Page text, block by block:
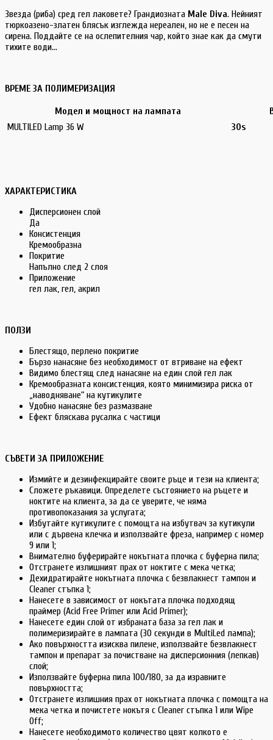
Звезда (риба) сред гел лаковете? Грандиозната Male Diva. Нейният
тюркоазено-златен блясък изглежда нереален, но не е песен на
сирена. Поддайте се на ослепителния чар, който знае как да смути
тихите води…
ВРЕМЕ ЗА ПОЛИМЕРИЗАЦИЯ
Модел и мощност на лампата
MULTILED Lamp 36 W
30s
ХАРАКТЕРИСТИКА
Дисперсионен слой
Да
Консистенция
Кремообразна
Покритие
Напълно след 2 слоя
Приложение
гел лак, гел, акрил
ПОЛЗИ
Блестящо, перлено покритие
Бързо нанасяне без необходимост от втриване на ефект
Видимо блестящ след нанасяне на един слой гел лак
Кремообразната консистенция, която минимизира риска от
„наводняване“ на кутикулите
Удобно нанасяне без размазване
Ефект бляскава русалка с частици
СЪВЕТИ ЗА ПРИЛОЖЕНИЕ
Измийте и дезинфекцирайте своите ръце и тези на клиента;
Сложете ръкавици. Определете състоянието на ръцете и
ноктите на клиента, за да се уверите, че няма
противопоказания за услугата;
Избутайте кутикулите с помощта на избутвач за кутикули
или с дървена клечка и използвайте фреза, например с номер
9 или 1;
Внимателно буферирайте нокътната плочка с буферна пила;
Отстранете излишният прах от ноктите с мека четка;
Дехидратирайте нокътната плочка с безвлакнест тампон и
Cleaner стъпка 1;
Нанесете в зависимост от нокътата плочка подходящ
праймер (Acid Free Primer или Acid Primer);
Нанесете един слой от избраната база за гел лак и
полимеризирайте в лампата (30 секунди в MultiLed лампа);
Ако повърхността изисква пилене, използвайте безвлакнест
тампон и препарат за почистване на дисперсионния (лепкав)
слой;
Използвайте буферна пила 100/180, за да изравните
повърхността;
Отстранете излишния прах от нокътната плочка с помощта на
мека четка и почистете нокътя с Cleaner стъпка 1 или Wipe
Off;
Нанесете необходимото количество цвят колкото е